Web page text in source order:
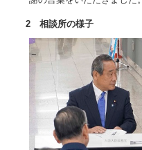
2 相談所の様子